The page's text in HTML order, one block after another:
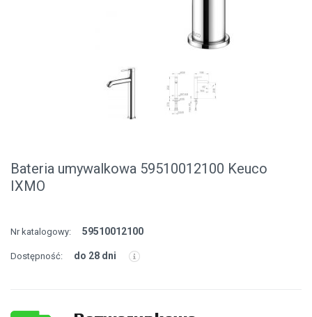
Bateria umywalkowa 59510012100 Keuco
IXMO
Nr katalogowy: 59510012100
Dostępność: do 28 dni